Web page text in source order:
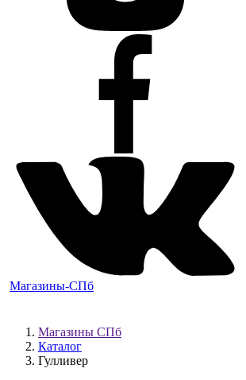
Магазины-СПб
Магазины СПб
Каталог
Гулливер